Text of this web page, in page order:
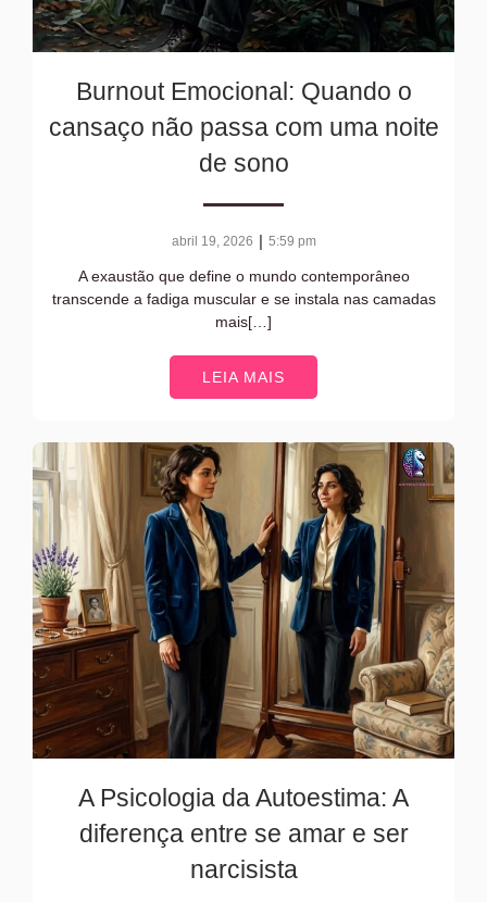
Burnout Emocional: Quando o
cansaço não passa com uma noite
de sono
abril 19, 2026 | 5:59 pm
A exaustão que define o mundo contemporâneo
transcende a fadiga muscular e se instala nas camadas
mais[…]
LEIA MAIS
A Psicologia da Autoestima: A
diferença entre se amar e ser
narcisista